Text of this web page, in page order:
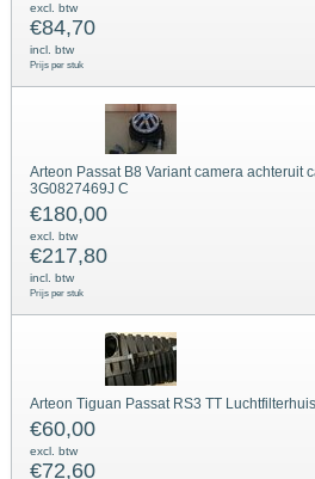
excl. btw
€84,70
incl. btw
Prijs per stuk
Arteon Passat B8 Variant camera achteruit
3G0827469J C
€180,00
excl. btw
€217,80
incl. btw
Prijs per stuk
Arteon Tiguan Passat RS3 TT
€60,00
excl. btw
€72,60